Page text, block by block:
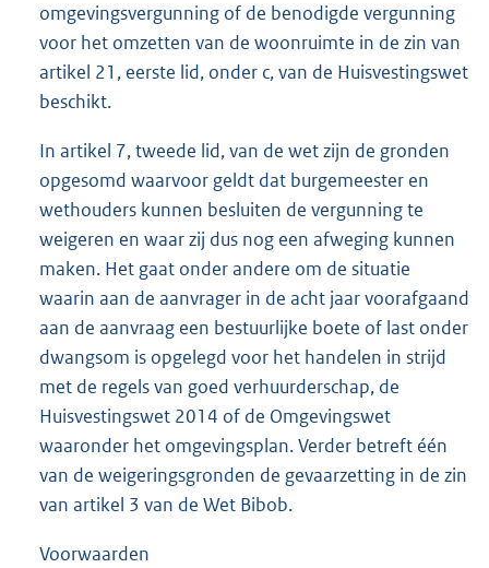
omgevingsvergunning of de benodigde vergunning
voor het omzetten van de woonruimte in de zin van
artikel 21, eerste lid, onder c, van de Huisvestingswet
beschikt.
In artikel 7, tweede lid, van de wet zijn de gronden
opgesomd waarvoor geldt dat burgemeester en
wethouders kunnen besluiten de vergunning te
weigeren en waar zij dus nog een afweging kunnen
maken. Het gaat onder andere om de situatie
waarin aan de aanvrager in de acht jaar voorafgaand
aan de aanvraag een bestuurlijke boete of last onder
dwangsom is opgelegd voor het handelen in strijd
met de regels van goed verhuurderschap, de
Huisvestingswet 2014 of de Omgevingswet
waaronder het omgevingsplan. Verder betreft één
van de weigeringsgronden de gevaarzetting in de zin
van artikel 3 van de Wet Bibob.
Voorwaarden